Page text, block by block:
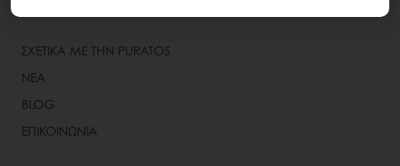
ΣΧΕΤΙΚΑ ΜΕ ΤΗΝ PURATOS
ΝΕΑ
BLOG
ΕΠΙΚΟΙΝΩΝΙΑ